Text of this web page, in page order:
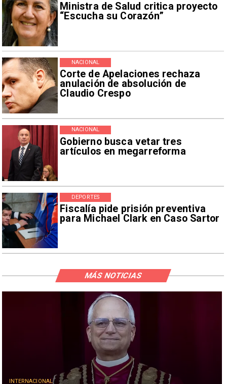
Ministra de Salud critica proyecto
“Escucha su Corazón”
Corte de Apelaciones rechaza
anulación de absolución de
Claudio Crespo
NACIONAL
Gobierno busca vetar tres
artículos en megarreforma
NACIONAL
Fiscalía pide prisión preventiva
para Michael Clark en Caso Sartor
DEPORTES
INTERNACIONAL
MÁS NOTICIAS